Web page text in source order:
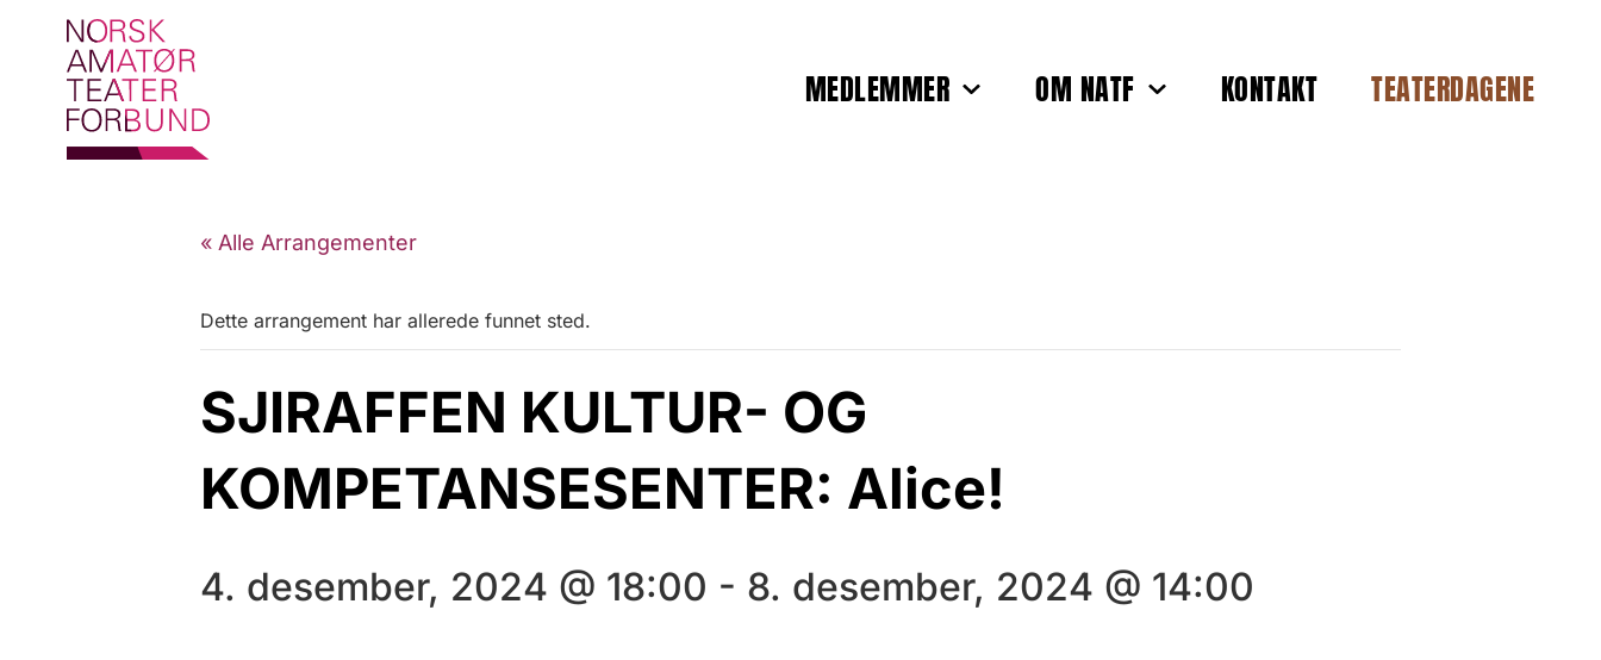
MEDLEMMER OM NATF KONTAKT TEATERDAGENE
« Alle Arrangementer
Dette arrangement har allerede funnet sted.
SJIRAFFEN KULTUR- OG
KOMPETANSESENTER: Alice!
4. desember, 2024 @ 18:00 - 8. desember, 2024 @ 14:00